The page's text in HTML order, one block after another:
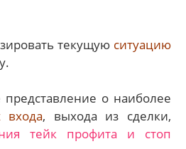
текущую ситуацию
о наиболее
входа, выхода из сделки,
тейк профита и стоп